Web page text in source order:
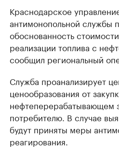
Краснодарское
антимонопольной службы
обоснованность
реализации топлива с
сообщил региональный
Служба проанализирует
ценообразования от
нефтеперерабатывающем
потребителю. В случае
будут приняты меры
реагирования.